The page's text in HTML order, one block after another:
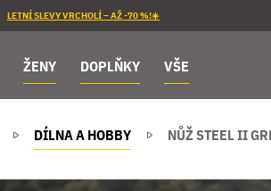
LETNÍ SLEVY VRCHOLÍ – AŽ -70 %!☀️
ŽENY DOPLŇKY VŠE
DÍLNA A HOBBY NŮŽ STEEL II